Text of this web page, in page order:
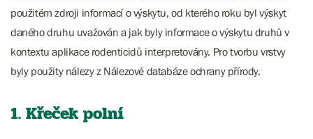
použitém zdroji informací o výskytu, od kterého roku byl výskyt
daného druhu uvažován a jak byly informace o výskytu druhů v
kontextu aplikace rodenticidů interpretovány. Pro tvorbu vrstvy
byly použity nálezy z Nálezové databáze ochrany přírody.
1. Křeček polní